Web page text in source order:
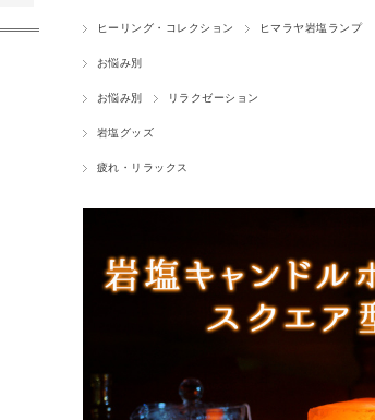
ヒーリング・コレクション ヒマラヤ岩塩ランプ
お悩み別
お悩み別 リラクゼーション
岩塩グッズ
疲れ・リラックス